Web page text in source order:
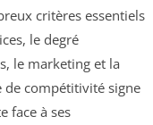
critères essentiels
le degré
le marketing et la
de compétitivité signe
face à ses